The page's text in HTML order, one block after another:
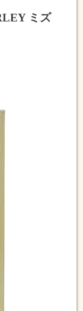
ミズ